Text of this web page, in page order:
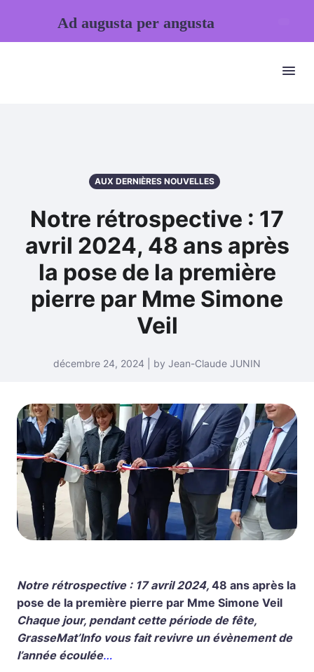
AUX DERNIÈRES NOUVELLES
Notre rétrospective : 17
avril 2024, 48 ans après
la pose de la première
pierre par Mme Simone
Veil
décembre 24, 2024 | by Jean-Claude JUNIN
Notre rétrospective : 17 avril 2024, 48 ans après la
pose de la première pierre par Mme Simone Veil
Chaque jour, pendant cette période de fête,
GrasseMat’Info vous fait revivre un évènement de
l’année écoulée…
Ad augusta per angusta